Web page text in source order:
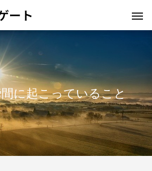
ート
に起こっていること